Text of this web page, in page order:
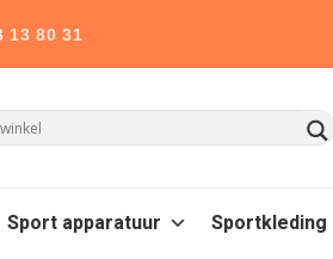
13 80 31
Sport apparatuur Sportkleding